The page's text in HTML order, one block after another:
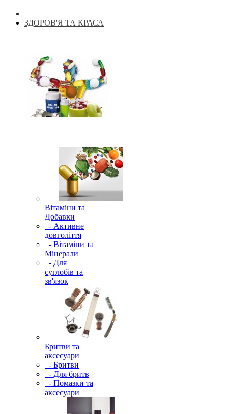
ЗДОРОВ'Я ТА КРАСА
Вітаміни та
Добавки
- Активне
довголіття
- Вітаміни та
Мінерали
- Для
суглобів та
зв'язок
Бритви та
аксесуари
- Бритви
- Для бритв
- Помазки та
аксесуари